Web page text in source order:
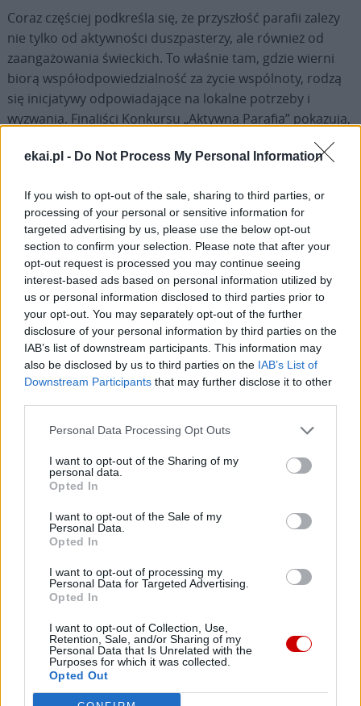
ekai.pl - Do Not Process My Personal Information
If you wish to opt-out of the sale, sharing to third parties, or
processing of your personal or sensitive information for
targeted advertising by us, please use the below opt-out
section to confirm your selection. Please note that after your
opt-out request is processed you may continue seeing
interest-based ads based on personal information utilized by
us or personal information disclosed to third parties prior to
your opt-out. You may separately opt-out of the further
disclosure of your personal information by third parties on the
IAB’s list of downstream participants. This information may
also be disclosed by us to third parties on the IAB’s List of
Downstream Participants that may further disclose it to other
Personal Data Processing Opt Outs
I want to opt-out of the Sharing of my
personal data.
Opted In
I want to opt-out of the Sale of my
Personal Data.
Opted In
I want to opt-out of processing my
Personal Data for Targeted Advertising.
Opted In
I want to opt-out of Collection, Use,
Retention, Sale, and/or Sharing of my
Personal Data that Is Unrelated with the
Purposes for which it was collected.
Opted Out
Coraz częściej podkreśla się, że przyszłość parafii zależy
nie tylko od aktywności duszpasterzy, ale również od
zaangażowania świeckich. To właśnie tam, gdzie wierni
biorą współodpowiedzialność za życie wspólnoty, rodzą
się inicjatywy odpowiadające na lokalne potrzeby i
wyzwania. Finaliści Konkursu „Aktywna Parafia” pokazują,
przestrzenią spotkania, solidarności, edukacji, pomocy
Organizatorem Konkursu jest Katolicka Agencja
Informacyjna, a współorganizatorem Fundacja na Rzeczy
Wymiany Informacji Katolickiej. Partnerem
organizacyjnym wydarzenia jest Caritas Polska. Konkurs
odbywa się pod honorowym patronatem
Przewodniczącego Konferencji Episkopatu Polski abp.
Tadeusza Wojdy SAC.
Partnerami wydarzenia są: Fundacja Polska z Natury oraz
EVS Republic sp. z o.o.
Patronami medialnymi wydarzenia są: Gość Niedzielny,
Niedziela oraz portal eKAI.pl.
Drogi Czytelniku,
cieszymy się, że odwiedzasz nasz portal. Jesteśmy
tu dla Ciebie!
Każdego dnia publikujemy najważniejsze
informacje z życia Kościoła w Polsce i na świecie.
Jednak bez Twojej pomocy sprostanie temu
zadaniu będzie coraz trudniejsze.